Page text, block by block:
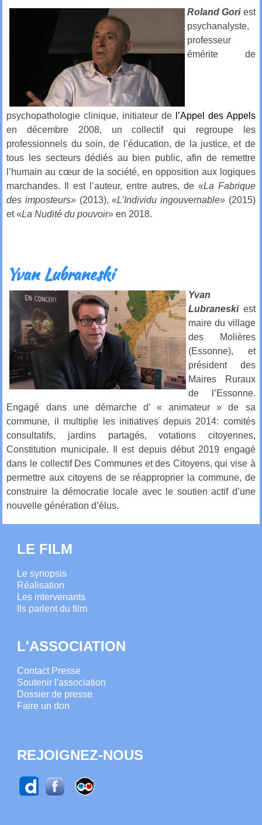
Roland Gori est
psychanalyste,
professeur
émérite de
psychopathologie clinique, initiateur de
l’Appel des Appels
en décembre 2008, un collectif qui regroupe les
professionnels du soin, de l’éducation, de la justice, et de
tous les secteurs dédiés au bien public, afin de remettre
l’humain au cœur de la société, en opposition aux logiques
marchandes. Il est l’auteur, entre autres, de «La Fabrique
des imposteurs» (2013), «L’Individu ingouvernable»(2015)
et «La Nudité du pouvoir» en 2018.
Yvan Lubraneski
Yvan
Lubraneski est
maire du village
des Molières
(Essonne), et
président des
Maires Ruraux
de l’Essonne.
Engagé dans une démarche d’ « animateur » de sa
commune, il multiplie les initiatives depuis 2014: comités
consultatifs, jardins partagés, votations citoyennes,
Constitution municipale. Il est depuis début 2019 engagé
dans le collectif Des Communes et des Citoyens, qui vise à
permettre aux citoyens de se réapproprier la commune, de
construire la démocratie locale avec le soutien actif d’une
nouvelle génération d’élus.
LE FILM
Le synopsis
Réalisation
Les intervenants
Ils parlent du film
L'ASSOCIATION
Contact Presse
Soutenir l'association
Dossier de presse
Faire un don
REJOIGNEZ-NOUS